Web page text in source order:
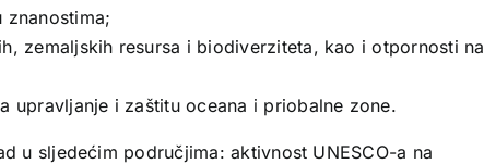
znanostima;
zemaljskih resursa i biodiverziteta, kao i otpornosti na
upravljanje i zaštitu oceana i priobalne zone.
u sljedećim područjima: aktivnost UNESCO-a na